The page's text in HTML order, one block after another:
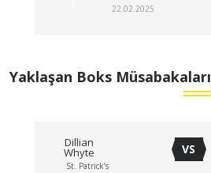
22.02.2025
Yaklaşan Boks Müsabakaları
Dillian
Whyte
St. Patrick’s
VS